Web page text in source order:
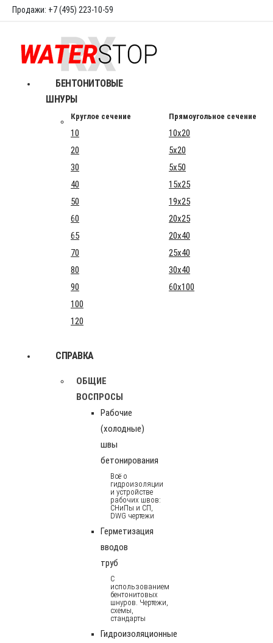
Продажи: +7 (495) 223-10-59
БЕНТОНИТОВЫЕ
ШНУРЫ
Круглое сечение Прямоугольное сечение
10
10x20
20
5x20
30
5x50
40
15x25
50
19x25
60
20x25
65
20x40
70
25x40
80
30x40
90
60x100
100
120
СПРАВКА
ОБЩИЕ
ВОСПРОСЫ
Рабочие
(холодные)
швы
бетонирования
Всё о
гидроизоляции
и устройстве
рабочих швов:
СНиПы и СП,
DWG чертежи
Герметизация
вводов
труб
С
использованием
бентонитовых
шнуров. Чертежи,
схемы,
стандарты
Гидроизоляционные